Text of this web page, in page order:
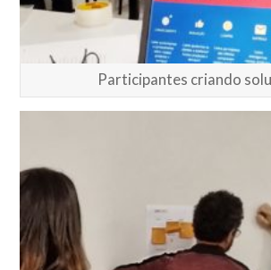
Participantes criando